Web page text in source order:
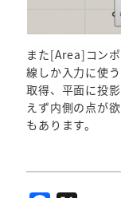
また[Area]コン
線しか入力に使
取得、平面に投
えず内側の点が
もあります。